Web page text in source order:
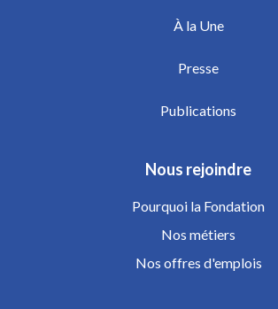
À la Une
Presse
Publications
Nous rejoindre
Pourquoi la Fondation
Nos métiers
Nos offres d'emplois